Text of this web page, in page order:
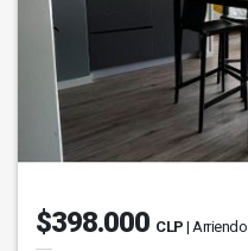
$398.000 CLP | Arriendo